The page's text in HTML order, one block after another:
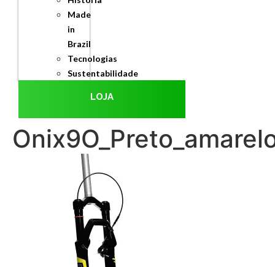
Made
in
Brazil
Tecnologias
Sustentabilidade
LOJA